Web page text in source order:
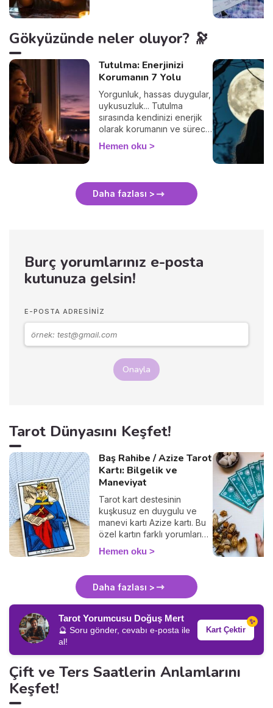
durumu anlamak,
farkındalığınızı artırmak için
kullanılır. Haydi başlayalım!
Gökyüzünde neler oluyor? 🔭
Tutulma: Enerjinizi
Korumanın 7 Yolu
Yorgunluk, hassas duygular,
uykusuzluk... Tutulma
sırasında kendinizi enerjik
olarak korumanın ve süreci
sakin geçirmenin 7 basit
yolunu keşfedin. 🛡️🌒
Hemen oku
Daha fazlası >
Burç yorumlarınız e-posta
kutunuza gelsin!
E-POSTA ADRESINIZ
Onayla
Tarot Dünyasını Keşfet!
Baş Rahibe / Azize Tarot
Kartı: Bilgelik ve
Maneviyat
Tarot kart destesinin
kuşkusuz en duygulu ve
manevi kartı Azize kartı. Bu
özel kartın farklı yorumlarını
keşfetmeye hazır olun.
Hemen oku
Daha fazlası >
Tarot Yorumcusu Doğuş Mert
🔮 Soru gönder, cevabı e-posta ile
al!
Kart Çektir
✨
Çift ve Ters Saatlerin Anlamlarını
Keşfet!